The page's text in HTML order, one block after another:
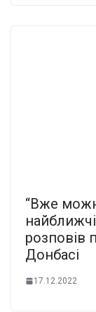
“Вже
розповів
Донбасі
17.12.2022